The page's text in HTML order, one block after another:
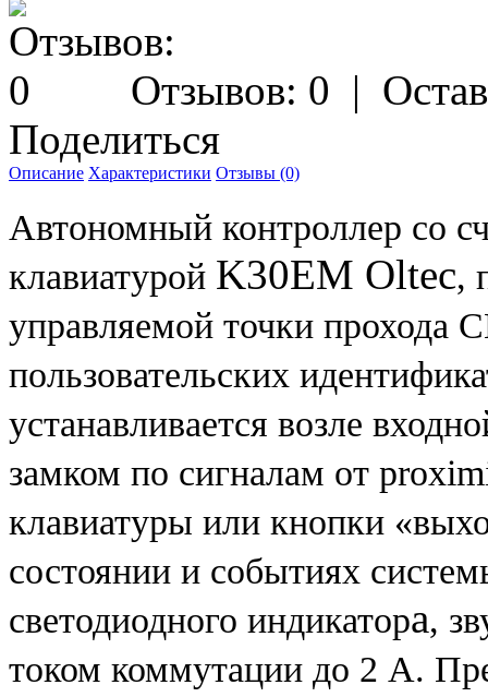
Отзывов: 0 |
Поделиться
Описание Характеристики Отзывы (0)
Автономный контроллер со
клавиатурой K30EM Oltec,
управляемой точки прохода
пользовательских
устанавливается возле
замком по сигналам от
клавиатуры или кнопки
состоянии и событиях
светодиодного индикатора,
током коммутации до 2 А.